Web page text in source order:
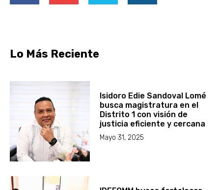
Lo Más Reciente
Isidoro Edie Sandoval Lomé
busca magistratura en el
Distrito 1 con visión de
justicia eficiente y cercana
Mayo 31, 2025